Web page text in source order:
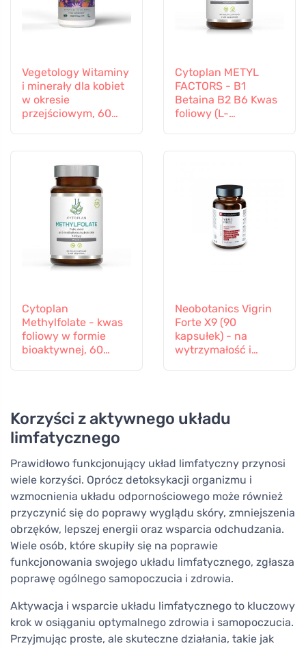
Vegetology Witaminy
i minerały dla kobiet
w okresie
przejściowym, 60
Cytoplan METYL
FACTORS - B1
Betaina B2 B6 Kwas
foliowy (L-
Cytoplan
Methylfolate - kwas
foliowy w formie
bioaktywnej, 60
Neobotanics Vigrin
Forte X9 (90
kapsułek) - na
wytrzymałość i
Korzyści z aktywnego układu
limfatycznego
Prawidłowo funkcjonujący układ limfatyczny przynosi
wiele korzyści. Oprócz detoksykacji organizmu i
wzmocnienia układu odpornościowego może również
przyczynić się do poprawy wyglądu skóry, zmniejszenia
obrzęków, lepszej energii oraz wsparcia odchudzania.
Wiele osób, które skupiły się na poprawie
funkcjonowania swojego układu limfatycznego, zgłasza
poprawę ogólnego samopoczucia i zdrowia.
Aktywacja i wsparcie układu limfatycznego to kluczowy
krok w osiąganiu optymalnego zdrowia i samopoczucia.
Przyjmując proste, ale skuteczne działania, takie jak